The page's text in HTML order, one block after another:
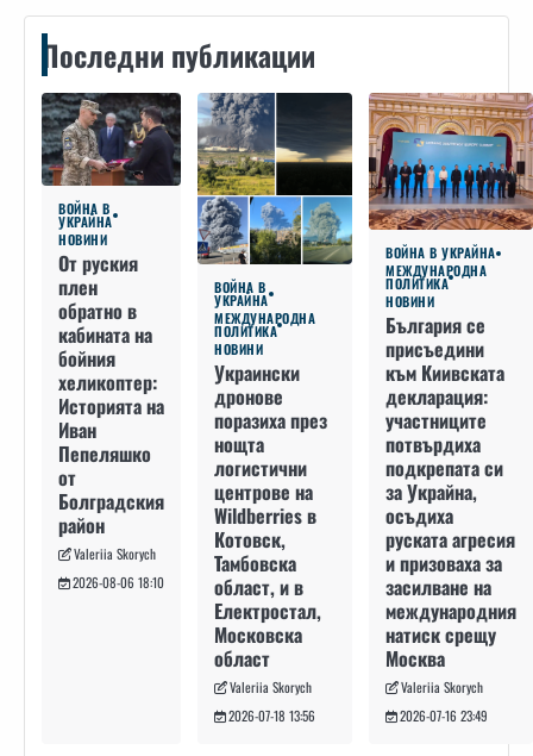
Последни публикации
ВОЙНА В
УКРАЙНА
НОВИНИ
От руския
плен
обратно в
кабината на
бойния
хеликоптер:
Историята на
Иван
Пепеляшко
от
Болградския
район
Valeriia Skorych
2026-08-06 18:10
ВОЙНА В
УКРАЙНА
МЕЖДУНАРОДНА
ПОЛИТИКА
НОВИНИ
Украински
дронове
поразиха през
нощта
логистични
центрове на
Wildberries в
Котовск,
Тамбовска
област, и в
Електростал,
Московска
област
Valeriia Skorych
2026-07-18 13:56
ВОЙНА В УКРАЙНА
МЕЖДУНАРОДНА
ПОЛИТИКА
НОВИНИ
България се
присъедини
към Киивската
декларация:
участниците
потвърдиха
подкрепата си
за Украйна,
осъдиха
руската агресия
и призоваха за
засилване на
международния
натиск срещу
Москва
Valeriia Skorych
2026-07-16 23:49